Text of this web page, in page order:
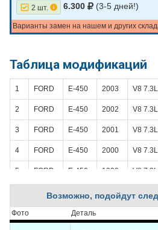
2 шт. 6.300 (3-5 дней!)
Варианты замен на нашем и других
Таблица модификаций
1 FORD E-450 2003 V8
2 FORD E-450 2002 V8
3 FORD E-450 2001 V8
4 FORD E-450 2000 V8
5 FORD E-450 1999 V8
FORD 2003
7 F-250
Возможно, подойдут
Фото Деталь